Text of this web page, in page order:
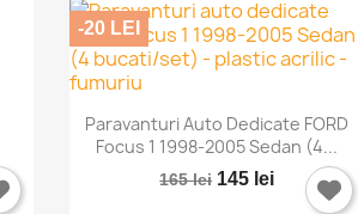
 Vizualizare rapida
Paravanturi Auto Dedicate FORD
Focus 1 1998-2005 Sedan (4...
165 lei 145 lei
-20 LEI